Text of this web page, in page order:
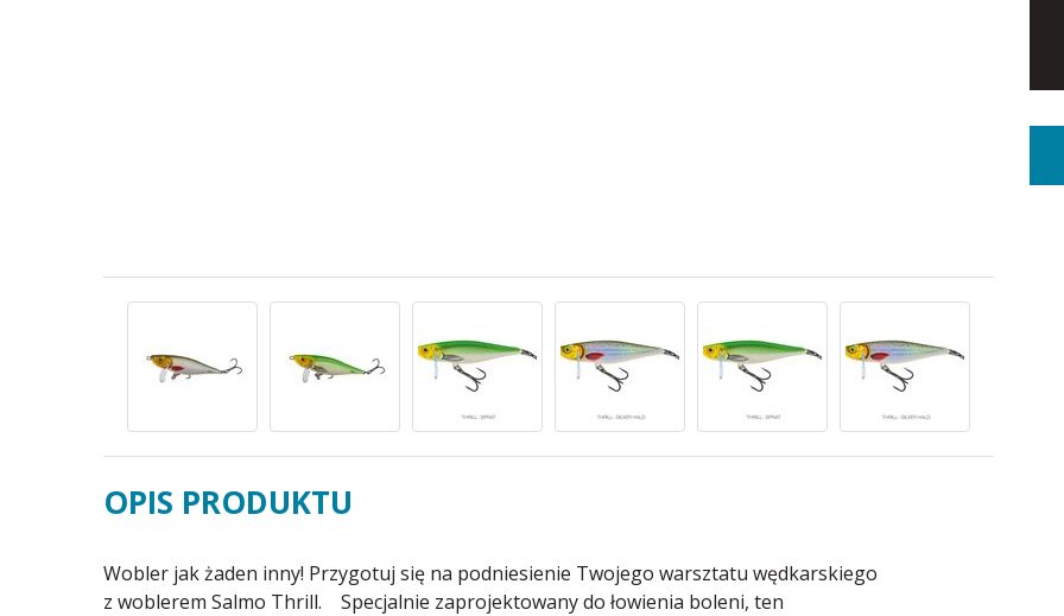
OPIS PRODUKTU
Wobler jak żaden inny! Przygotuj się na podniesienie Twojego warsztatu wędkarskiego
z woblerem Salmo Thrill. Specjalnie zaprojektowany do łowienia boleni, ten